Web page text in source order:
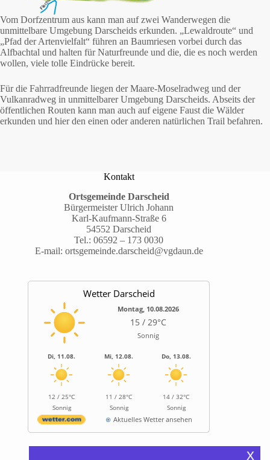
Vom Dorfzentrum aus kann man auf zwei Wanderwegen die
unmittelbare Umgebung Darscheids erkunden. „Lewaldroute“ und
„Pfad der Artenvielfalt“ führen an Baumriesen vorbei durch das
Alfbachtal und halten für Naturfreunde und die, die es noch werden
wollen, viele tolle Eindrücke bereit.
Für die Fahrradfreunde liegen der Maare-Moselradweg und der
Vulkanradweg in unmittelbarer Umgebung Darscheids. Abseits der
öffentlichen Routen kann man auch auf eigene Faust die Wälder
erkunden und hier den einen oder anderen natürlichen Trail befahren.
Kontakt
Ortsgemeinde Darscheid
Bürgermeister Ulrich Johann
Karl-Kaufmann-Straße 6
54552 Darscheid
Tel.:06592 – 173 0030
E-mail: ortsgemeinde.darscheid@vgdaun.de
Wetter Darscheid
Montag, 10.08.2026
15 / 29°C
Sonnig
Di, 11.08.
12 / 25°C
Sonnig
Mi, 12.08.
11 / 28°C
Sonnig
Do, 13.08.
14 / 32°C
Sonnig
Aktuelles Wetter ansehen
x